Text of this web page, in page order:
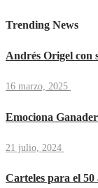
Trending News
Andrés Origel con
16 marzo, 2025
Emociona
21 julio, 2024
Carteles para el